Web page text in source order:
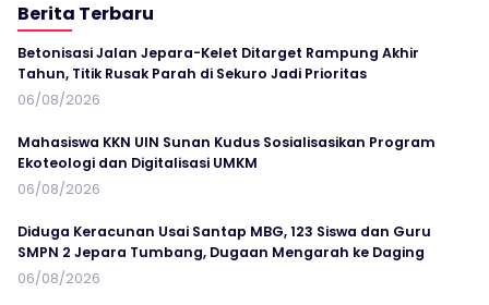
Berita Terbaru
Betonisasi Jalan Jepara-Kelet Ditarget Rampung Akhir
Tahun, Titik Rusak Parah di Sekuro Jadi Prioritas
06/08/2026
Mahasiswa KKN UIN Sunan Kudus Sosialisasikan Program
Ekoteologi dan Digitalisasi UMKM
06/08/2026
Diduga Keracunan Usai Santap MBG, 123 Siswa dan Guru
SMPN 2 Jepara Tumbang, Dugaan Mengarah ke Daging
06/08/2026